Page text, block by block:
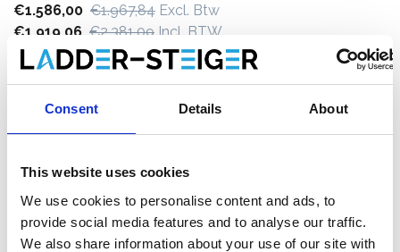
Consent Details About
This website uses cookies
We use cookies to personalise content and ads, to
provide social media features and to analyse our traffic.
We also share information about your use of our site with
€1.586,00 €1.967,84 Excl. Btw
€1.919,06 €2.381,09 Incl. BTW
Gratis verzending binnen 1-3 werkdagen of afhalen in
Etten-Leur of Maaseik (contacteer onze klantenservice)
Toevoegen aan offerte